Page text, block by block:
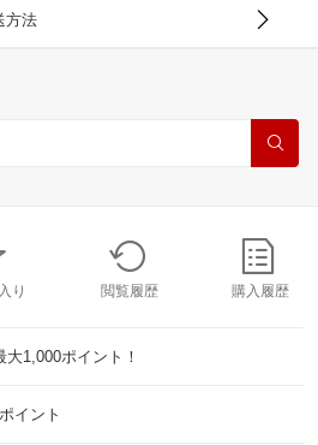
方法
り 閲覧履歴 購入履歴
1,000ポイント！
イント